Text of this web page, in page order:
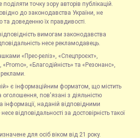
точку зору авторів публікацій.
до законодавства України, не
та доведенню їх правдивості.
вимогам законодавства
несе рекламодавець.
«Прес-реліз», «Спецпроєкт»,
«Благодійність» та «Резонанс»,
є інформаційним форматом, що містить
пов'язані з діяльністю
інформації, наданій відповідними
відповідальності за достовірність такої
для осіб віком від 21 року.